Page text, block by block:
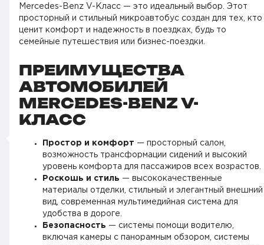
Mercedes-Benz V-Класс — это идеальный выбор. Этот
просторный и стильный микроавтобус создан для тех, кто
ценит комфорт и надежность в поездках, будь то
семейные путешествия или бизнес-поездки.
ПРЕИМУЩЕСТВА
АВТОМОБИЛЕЙ
MERCEDES-BENZ V-
КЛАСС
Простор и комфорт — просторный салон,
возможность трансформации сидений и высокий
уровень комфорта для пассажиров всех возрастов.
Роскошь и стиль — высококачественные
материалы отделки, стильный и элегантный внешний
вид, современная мультимедийная система для
удобства в дороге.
Безопасность — системы помощи водителю,
включая камеры с панорамным обзором, системы